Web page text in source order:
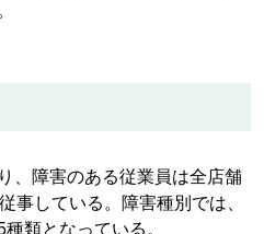
、障害のある従業員は全店舗
事している。障害種別では、
類となっている。